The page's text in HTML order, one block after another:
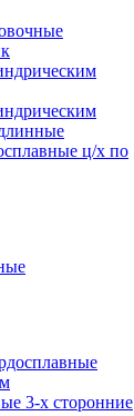
ц/х по
3-х сторонние